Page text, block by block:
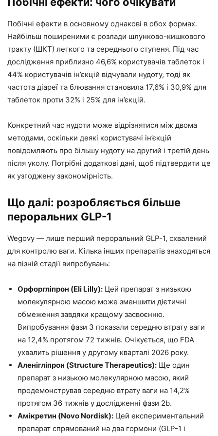
Побічні ефекти в основному однакові в обох формах.
Найбільш поширеними є розлади шлунково-кишкового
тракту (ШКТ) легкого та середнього ступеня. Під час
дослідження приблизно 46,6% користувачів таблеток і
44% користувачів ін’єкцій відчували нудоту, тоді як
частота діареї та блювання становила 17,6% і 30,9% для
таблеток проти 32% і 25% для ін’єкцій.
Конкретний час нудоти може відрізнятися між двома
методами, оскільки деякі користувачі ін’єкцій
повідомляють про більшу нудоту на другий і третій день
після уколу. Потрібні додаткові дані, щоб підтвердити це
як узгоджену закономірність.
Що далі: розробляється більше
пероральних GLP-1
Wegovy — лише перший пероральний GLP-1, схвалений
для контролю ваги. Кілька інших препаратів знаходяться
на пізній стадії випробувань:
Орфоргліпрон (Eli Lilly): Цей препарат з низькою
молекулярною масою може зменшити дієтичні
обмеження завдяки кращому засвоєнню.
Випробування фази 3 показали середню втрату ваги
на 12,4% протягом 72 тижнів. Очікується, що FDA
ухвалить рішення у другому кварталі 2026 року.
Аленігліпрон (Structure Therapeutics): Ще один
препарат з низькою молекулярною масою, який
продемонстрував середню втрату ваги на 14,2%
протягом 36 тижнів у дослідженні фази 2b.
Амікретин (Novo Nordisk): Цей експериментальний
препарат спрямований на два гормони (GLP-1 і